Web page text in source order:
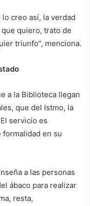
creo así, la verdad
quiero, trato de
triunfo”, menciona.
a la Biblioteca llegan
que del Istmo, la
servicio es
en su
a las personas
ábaco para realizar
resta,